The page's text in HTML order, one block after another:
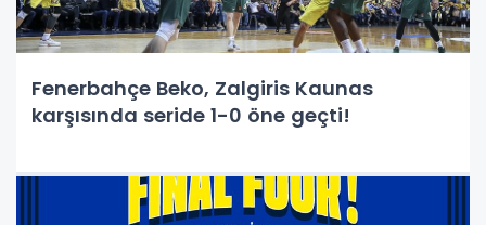
Fenerbahçe Beko, Zalgiris Kaunas
karşısında seride 1-0 öne geçti!